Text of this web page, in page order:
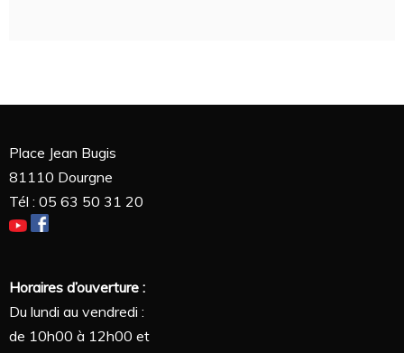
Place Jean Bugis
81110 Dourgne
Tél : 05 63 50 31 20
Horaires d’ouverture :
Du lundi au vendredi :
de 10h00 à 12h00 et